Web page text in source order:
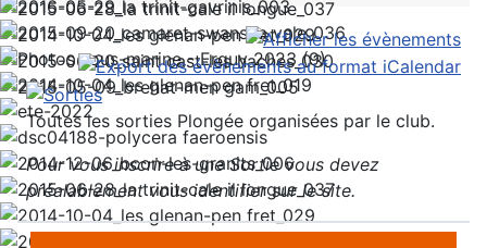
Toutes les sorties Plongée organisées par le club.
Pour vous inscrire à une Sortie vous devez
préalablement vous identifier sur le site.